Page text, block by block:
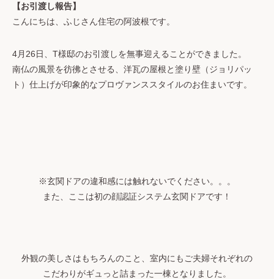
【お引渡し報告】
こんにちは、ふじさん住宅の阿波根です。
4月26日、T様邸のお引渡しを無事迎えることができました。
南仏の風景を彷彿とさせる、洋瓦の屋根と塗り壁（ジョリパッ
ト）仕上げが印象的なプロヴァンススタイルのお住まいです。
※玄関ドアの違和感には触れないでください。。。
また、ここは初の顔認証システム玄関ドアです！
外観の美しさはもちろんのこと、室内にもご夫婦それぞれの
こだわりがギュっと詰まった一棟となりました。